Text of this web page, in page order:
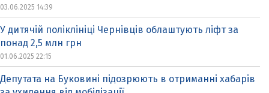
03.06.2025 14:39
У дитячій поліклініці Чернівців облаштують ліфт за
понад 2,5 млн грн
01.06.2025 22:15
Депутата на Буковині підозрюють в отриманні хабарів